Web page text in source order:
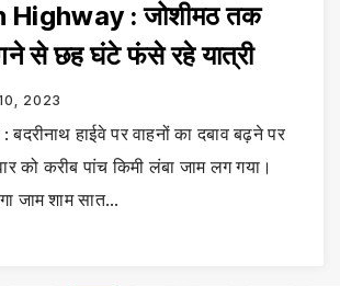
: जोशीमठ तक
से छह घंटे फंसे रहे यात्री
2023
बदरीनाथ हाईवे पर वाहनों का दबाव बढ़ने पर
को करीब पांच किमी लंबा जाम लग गया।
जाम शाम सात…